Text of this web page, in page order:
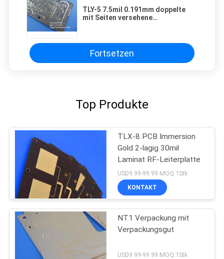
TLY-5 7.5mil 0.191mm doppelte
mit Seiten versehene
Fortsetzen
Top Produkte
TLX-8 PCB Immersion
Gold 2-lagig 30mil
Laminat RF-Leiterplatte
USD9.99-99.99 MOQ:1Stk
KONTAKT
NT1 Verpackung mit
Verpackungsgut
USD9.99-99.99 MOQ:1Stk